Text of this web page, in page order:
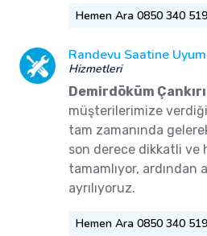
Hemen Ara 0850 340
Randevu Saatine Uyum
Hizmetleri
Demirdöküm
müşterilerimize
tam zamanında
son derece dikkatli ve
tamamlıyor, ardından
ayrılıyoruz.
Hemen Ara 0850 340